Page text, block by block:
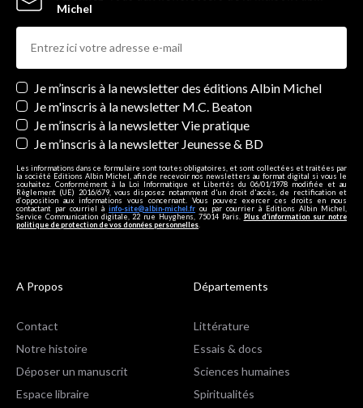
Michel
Newsletters
Je m’inscris à la newsletter des éditions Albin Michel
Je m'inscris à la newsletter M.C. Beaton
Je m’inscris à la newsletter Vie pratique
Je m’inscris à la newsletter Jeunesse & BD
Les informations dans ce formulaire sont toutes obligatoires, et sont collectées et traitées par
la société Editions Albin Michel, afin de recevoir nos newsletters au format digital si vous le
souhaitez. Conformément à la Loi Informatique et Libertés du 06/01/1978 modifiée et au
Règlement (UE) 2016/679, vous disposez notamment d'un droit d'accès, de rectification et
d’opposition aux informations vous concernant. Vous pouvez exercer ces droits en nous
contactant par courriel à info-site@albin-michel.fr ou par courrier à Editions Albin Michel,
Service Communication digitale, 22 rue Huyghens, 75014 Paris. Plus d’information sur notre
politique de protection de vos données personnelles
A Propos
Contact
Notre histoire
Déposer un manuscrit
Espace libraire
Départements
Littérature
Essais & docs
Sciences humaines
Spiritualités